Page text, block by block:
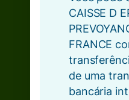
CAISSE D
FRANCE
de uma
bancária